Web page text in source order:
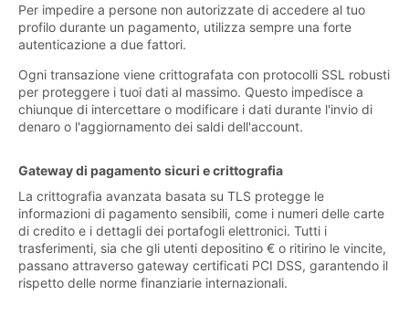
Per impedire a persone non autorizzate di accedere al tuo
profilo durante un pagamento, utilizza sempre una forte
autenticazione a due fattori.
Ogni transazione viene crittografata con protocolli SSL robusti
per proteggere i tuoi dati al massimo. Questo impedisce a
chiunque di intercettare o modificare i dati durante l'invio di
denaro o l'aggiornamento dei saldi dell'account.
Gateway di pagamento sicuri e crittografia
La crittografia avanzata basata su TLS protegge le
informazioni di pagamento sensibili, come i numeri delle carte
di credito e i dettagli dei portafogli elettronici. Tutti i
trasferimenti, sia che gli utenti depositino € o ritirino le vincite,
passano attraverso gateway certificati PCI DSS, garantendo il
rispetto delle norme finanziarie internazionali.